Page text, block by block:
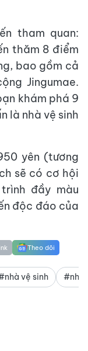
tham quan:
thăm 8 điểm
bao gồm cả
Jingumae.
khám phá 9
là nhà vệ sinh
yên (tương
sẽ có cơ hội
đầy màu
độc đáo của
Theo dõi
vệ sinh #nhà